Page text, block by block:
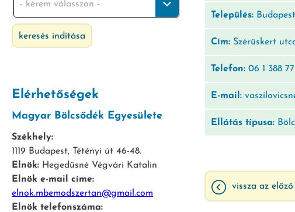
- kérem válasszon -
keresés indítása
Elérhetőségek
Magyar Bölcsődék Egyesülete
Székhely:
1119 Budapest, Tétényi út 46-48.
Elnök: Hegedűsné Végvári Katalin
Elnök e-mail címe:
elnok.mbemodszertan@gmail.com
Elnök telefonszáma:
Település:
Cím: Szérüskert
Telefon: 06 1 388 77
E-mail:
Ellátás típusa:
vissza az